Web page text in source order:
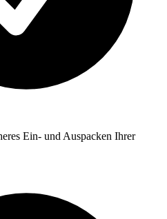
Ein- und Auspacken Ihrer